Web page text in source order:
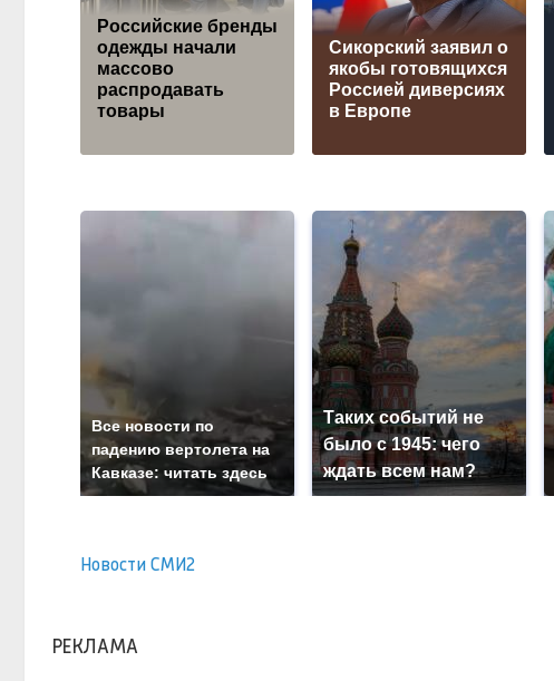
Российские бренды
одежды начали
массово
распродавать
товары
Сикорский заявил о
якобы готовящихся
Россией диверсиях
в Европе
Все новости по
падению вертолета на
Кавказе: читать здесь
Таких событий не
было с 1945: чего
ждать всем нам?
Новости СМИ2
РЕКЛАМА